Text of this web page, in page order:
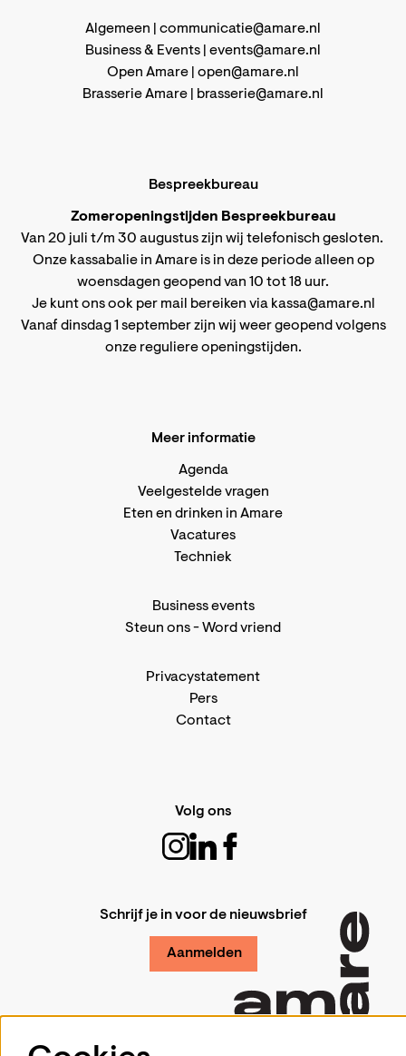
Algemeen | communicatie@amare.nl
Business & Events | events@amare.nl
Open Amare | open@amare.nl
Brasserie Amare | brasserie@amare.nl
Bespreekbureau
Zomeropeningstijden Bespreekbureau
Van 20 juli t/m 30 augustus zijn wij telefonisch gesloten.
Onze kassabalie in Amare is in deze periode alleen op
woensdagen geopend van 10 tot 18 uur.
Je kunt ons ook per mail bereiken via kassa@amare.nl
Vanaf dinsdag 1 september zijn wij weer geopend volgens
onze reguliere openingstijden.
Meer informatie
Agenda
Veelgestelde vragen
Eten en drinken in Amare
Vacatures
Techniek
Business events
Steun ons-Word vriend
Privacystatement
Pers
Contact
Volg ons
Schrijf je in voor de nieuwsbrief
Aanmelden